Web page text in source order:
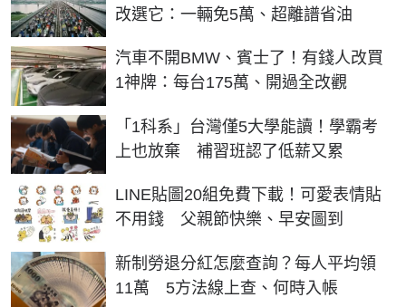
改選它：一輛免5萬、超離譜省油
汽車不開BMW、賓士了！有錢人改買
1神牌：每台175萬、開過全改觀
「1科系」台灣僅5大學能讀！學霸考
上也放棄 補習班認了低薪又累
LINE貼圖20組免費下載！可愛表情貼
不用錢 父親節快樂、早安圖到
新制勞退分紅怎麼查詢？每人平均領
11萬 5方法線上查、何時入帳